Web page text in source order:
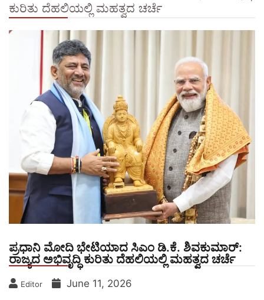
ಕುರಿತು ದೆಹಲಿಯಲ್ಲಿ ಮಹತ್ವದ ಚರ್ಚೆ
ಪ್ರಧಾನಿ ಮೋದಿ ಭೇಟಿಯಾದ ಸಿಎಂ ಡಿ.ಕೆ. ಶಿವಕುಮಾರ್:
ರಾಜ್ಯದ ಅಭಿವೃದ್ಧಿ ಕುರಿತು ದೆಹಲಿಯಲ್ಲಿ ಮಹತ್ವದ ಚರ್ಚೆ
Editor June 11, 2026